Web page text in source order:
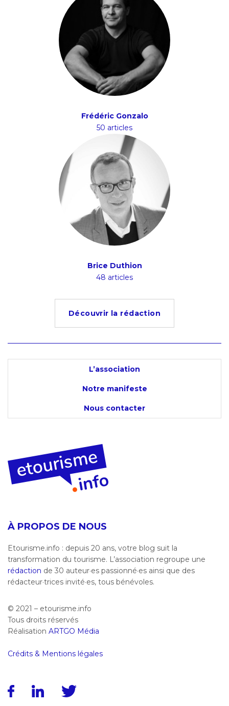
Frédéric Gonzalo
50 articles
Brice Duthion
48 articles
Découvrir la rédaction
L’association
Notre manifeste
Nous contacter
À PROPOS DE NOUS
Etourisme.info : depuis 20 ans, votre blog suit la
transformation du tourisme. L’association regroupe une
rédaction de 30 auteur·es passionné·es ainsi que des
rédacteur·trices invité·es, tous bénévoles.
© 2021 – etourisme.info
Tous droits réservés
Réalisation ARTGO Média
Crédits & Mentions légales